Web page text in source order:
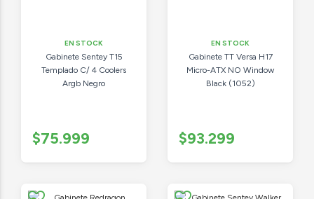
EN STOCK
Gabinete Sentey T15
Templado C/ 4 Coolers
Argb Negro
$75.999
EN STOCK
Gabinete TT Versa H17
Micro-ATX NO Window
Black (1052)
$93.299